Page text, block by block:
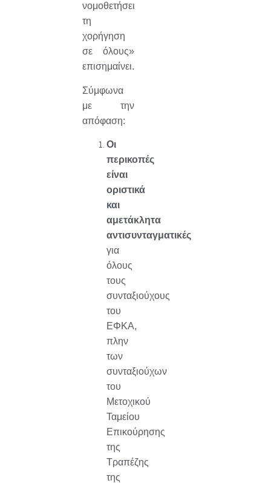
νομοθετήσει
τη
χορήγηση
σε όλους»
επισημαίνει.
Σύμφωνα
με την
απόφαση:
Οι
περικοπές
είναι
οριστικά
και
αμετάκλητα
αντισυνταγματικές
για
όλους
τους
συνταξιούχους
του
ΕΦΚΑ,
πλην
των
συνταξιούχων
του
Μετοχικού
Ταμείου
Επικούρησης
της
Τραπέζης
της